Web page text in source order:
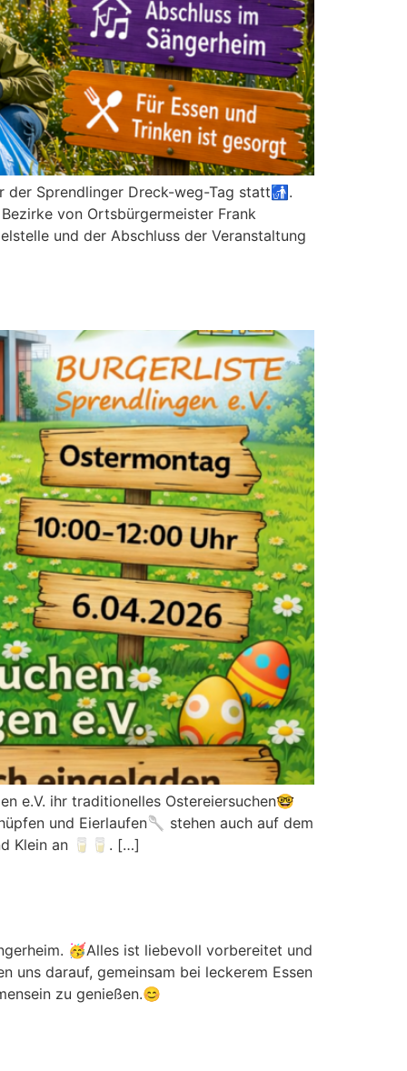
der Sprendlinger Dreck-weg-Tag statt🚮.
von Ortsbürgermeister Frank
und der Abschluss der Veranstaltung
e.V. ihr traditionelles Ostereiersuchen🤓
und Eierlaufen🥄 stehen auch auf dem
Klein an 🥛🥛. […]
🥳Alles ist liebevoll vorbereitet und
uns darauf, gemeinsam bei leckerem Essen
zu genießen.😊